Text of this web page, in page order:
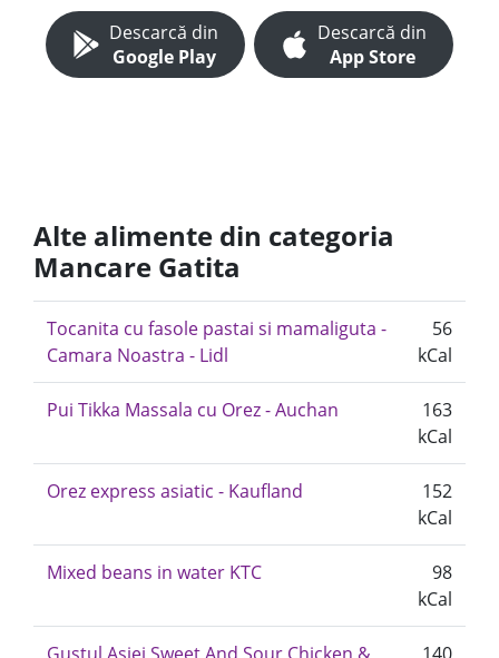
Descarcă din
Google Play
Descarcă din
App Store
Alte alimente din categoria
Mancare Gatita
Tocanita cu fasole pastai si mamaliguta -
Camara Noastra - Lidl
56
kCal
Pui Tikka Massala cu Orez - Auchan
163
kCal
Orez express asiatic - Kaufland
152
kCal
Mixed beans in water KTC
98
kCal